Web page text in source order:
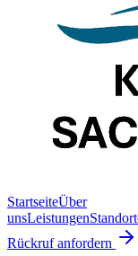
StartseiteÜber
unsLeistungen
Rückruf anfordern